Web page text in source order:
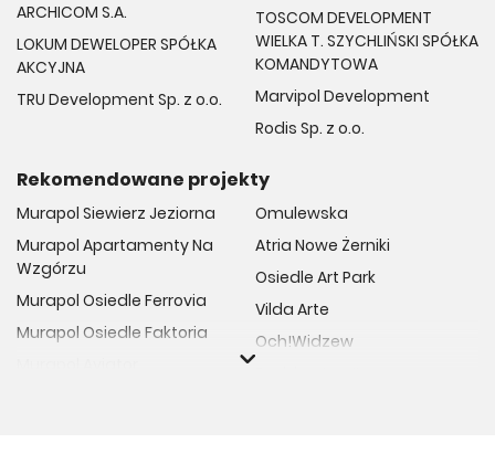
ARCHICOM S.A.
LOKUM DEWELOPER SPÓŁKA
AKCYJNA
TRU Development Sp. z o.o.
TOSCOM DEVELOPMENT
WIELKA T. SZYCHLIŃSKI SPÓŁKA
KOMANDYTOWA
Marvipol Development
Rodis Sp. z o.o.
Rekomendowane projekty
Murapol Siewierz Jeziorna
Murapol Apartamenty Na
Wzgórzu
Murapol Osiedle Ferrovia
Murapol Osiedle Faktoria
Omulewska
Atria Nowe Żerniki
Osiedle Art Park
Vilda Arte
Och!Widzew